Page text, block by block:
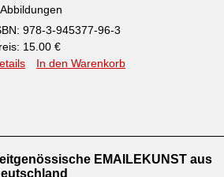
978-3-945377-96-3
15.00 €
In den Warenkorb
EMAILEKUNST aus